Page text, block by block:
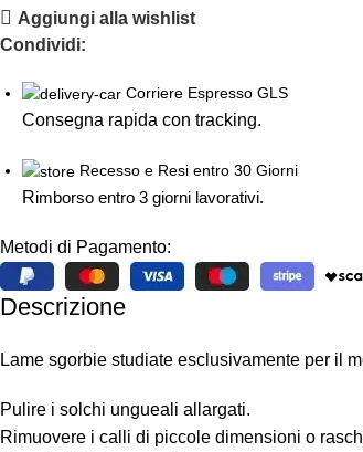
Aggiungi alla wishlist
Condividi:
Corriere Espresso GLS
Consegna rapida con tracking.
Recesso e Resi entro 30 Giorni
Rimborso entro 3 giorni lavorativi.
Metodi di Pagamento:
Descrizione
Lame sgorbie studiate esclusivamente per il
Pulire i solchi ungueali allargati.
Rimuovere i calli di piccole dimensioni o